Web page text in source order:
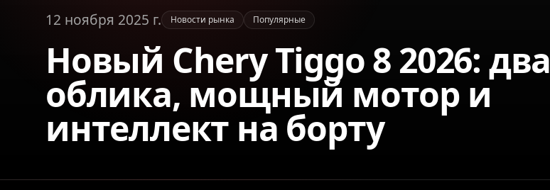
12 ноября 2025 г. Новости рынка Популярные
Новый Chery Tiggo 8 2026: два
облика, мощный мотор и
интеллект на борту